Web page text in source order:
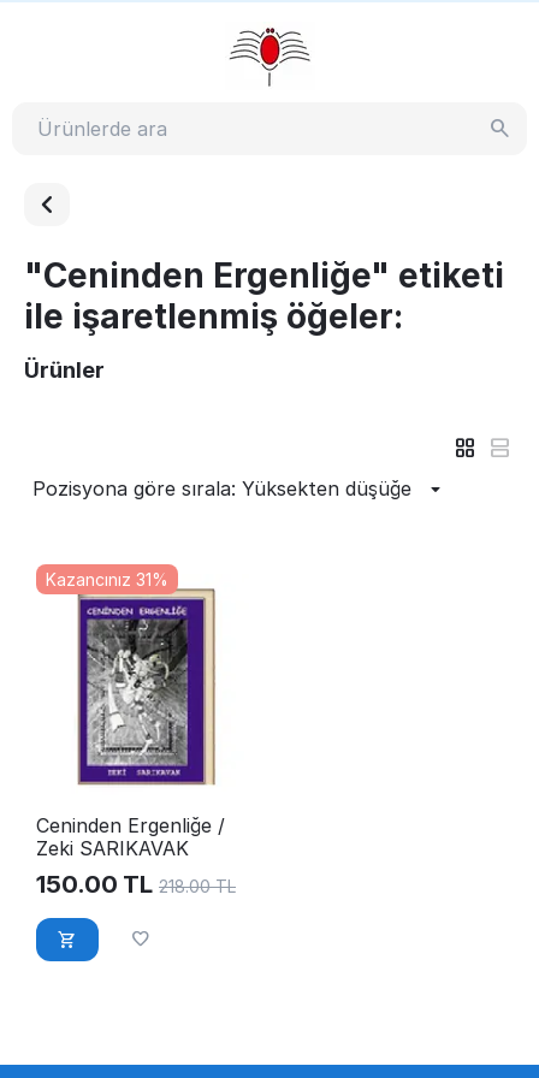
"Ceninden Ergenliğe" etiketi
ile işaretlenmiş öğeler:
Ürünler
Pozisyona göre sırala: Yüksekten düşüğe
Kazancınız 31%
Ceninden Ergenliğe /
Zeki SARIKAVAK
150.00 TL 218.00 TL